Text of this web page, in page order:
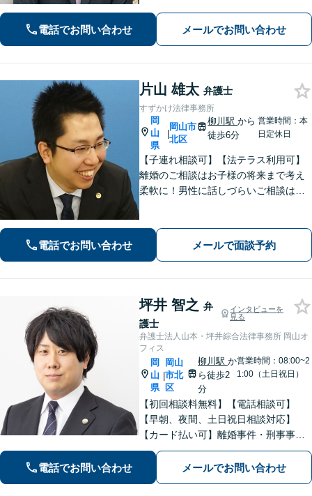
にご相談ください【WEB面談｜夜間面
談可】
電話でお問い合わせ メールでお問い合わせ
片山 雄太 弁護士
すずかけ法律事務所
岡
山
県
|
岡山市
北区
柳川駅から
徒歩6分
営業時間：本
日定休日
【子連れ相談可】【法テラス利用可】
離婚のご相談はお子様の将来まで考え
柔軟に！男性に話しづらいご相談は女
と連携してきめ細やかに対応【注力分
野初回相談無料】【WEB面談可】
電話でお問い合わせ メールで面談予約
坪井 智之 弁
護士
インタビューを
見る
弁護士法人山本・坪井綜合法律事務所 岡山オ
フィス
岡
山
県
|
岡山
市北
区
柳川駅か
ら徒歩2
分
営業時間：08:00~2
1:00（土日祝日）
【初回相談料無料】【電話相談可】
【早朝、夜間、土日祝日相談対応】
【カード払い可】離婚事件・刑事事
件・交通事故の専門弁護士があなたの
お悩みを解決いたします。一人で悩ま
ずに新たな一歩をわたしたちと。
電話でお問い合わせ メールでお問い合わせ